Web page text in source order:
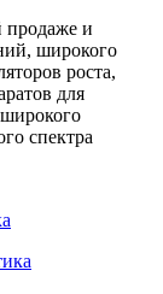
продаже и
широкого
роста,
для
спектра